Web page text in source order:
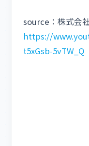
source：株式会
https://
t5xGsb-5vTW_Q